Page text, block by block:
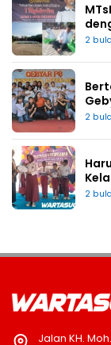
2
2
2
Jalan KH.